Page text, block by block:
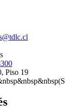
Piso 19